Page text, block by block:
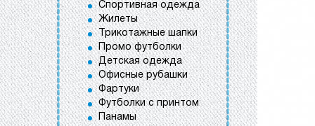
Спортивная одежда
Жилеты
Трикотажные шапки
Промо футболки
Детская одежда
Офисные рубашки
Фартуки
Футболки с принтом
Панамы